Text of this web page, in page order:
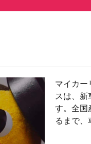
マイカー
スは、
す。全国
るまで、